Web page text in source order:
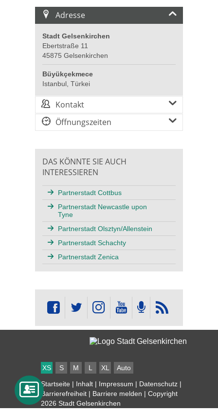
Adresse
Stadt Gelsenkirchen
Ebertstraße 11
45875 Gelsenkirchen
Büyükçekmece
Istanbul, Türkei
Kontakt
Öffnungszeiten
DAS KÖNNTE SIE AUCH
INTERESSIEREN
Partnerstadt Cottbus
Partnerstadt Newcastle upon
Tyne
Partnerstadt Olsztyn/Allenstein
Partnerstadt Schachty
Partnerstadt Zenica
XS S M L XL Auto
Startseite | Inhalt | Impressum | Datenschutz |
Barrierefreiheit | Barriere melden | Copyright
2026 Stadt Gelsenkirchen